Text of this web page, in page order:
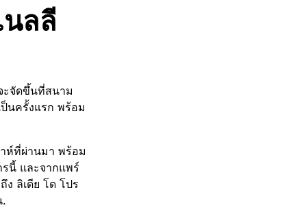
นลลี
ะจัดขึ้นที่สนาม
นครั้งแรก พร้อม
ห์ที่ผ่านมา พร้อม
นี้ และจากแพร์
ลิเดีย โด โปร
.